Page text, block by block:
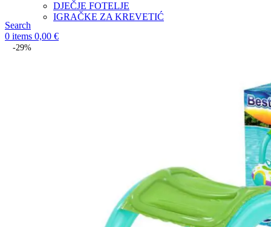
DJEČJE FOTELJE
IGRAČKE ZA KREVETIĆ
Search
0 items 0,00 €
-29%